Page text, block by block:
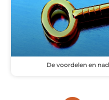
De voordelen en